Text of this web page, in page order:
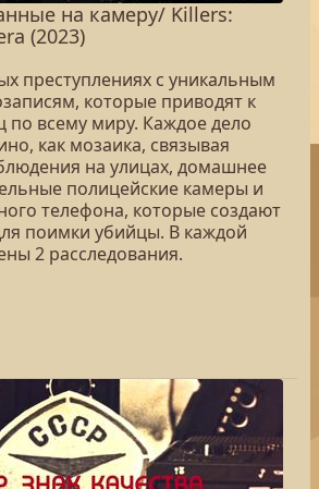
на камеру/ Killers:
(2023)
преступлениях с уникальным
которые приводят к
по всему миру. Каждое дело
как мозаика, связывая
на улицах, домашнее
полицейские камеры и
телефона, которые создают
поимки убийцы. В каждой
2 расследования.